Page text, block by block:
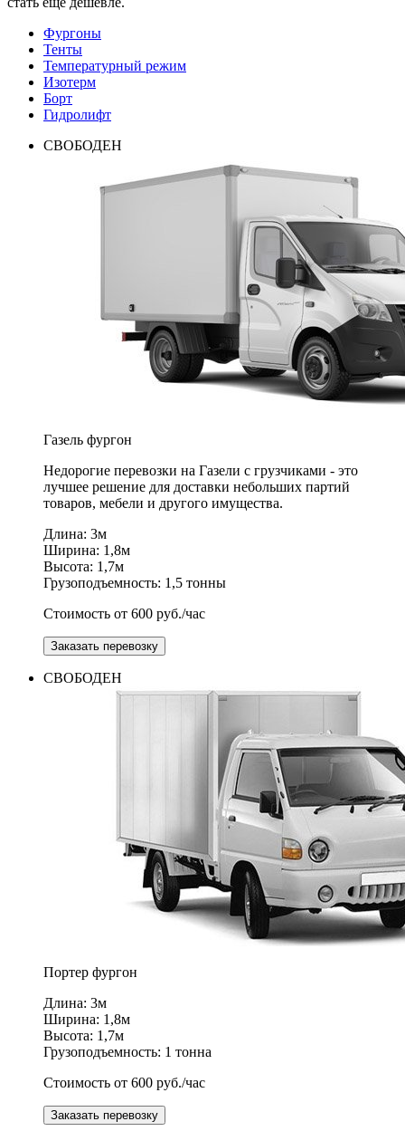
Фургоны
Тенты
Температурный режим
Изотерм
Борт
Гидролифт
СВОБОДЕН
Газель фургон
Недорогие перевозки на Газели с грузчиками - это
лучшее решение для доставки небольших партий
товаров, мебели и другого имущества.
Длина: 3м
Ширина: 1,8м
Высота: 1,7м
Грузоподъемность: 1,5 тонны
Стоимость от 600 руб./час
Заказать перевозку
СВОБОДЕН
Портер фургон
Длина: 3м
Ширина: 1,8м
Высота: 1,7м
Грузоподъемность: 1 тонна
Стоимость от 600 руб./час
Заказать перевозку